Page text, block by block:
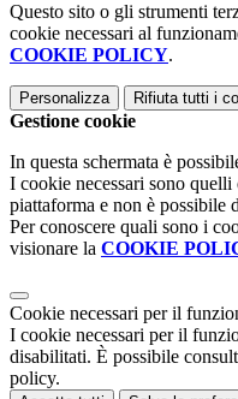
Questo sito o gli strumenti
cookie necessari al
COOKIE POLICY.
Personalizza Rifiuta tutti i
Gestione cookie
In questa schermata è
I cookie necessari sono
piattaforma e non è possibile
Per conoscere quali sono i
visionare la COOKIE
Cookie necessari per il
I cookie necessari per il
disabilitati. È possibile
policy.